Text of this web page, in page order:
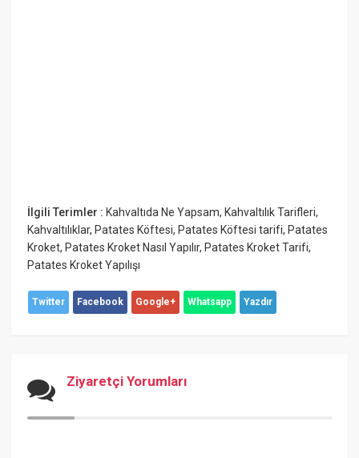
İlgili Terimler : Kahvaltıda Ne Yapsam, Kahvaltılık Tarifleri,
Kahvaltılıklar, Patates Köftesi, Patates Köftesi tarifi, Patates
Kroket, Patates Kroket Nasıl Yapılır, Patates Kroket Tarifi,
Patates Kroket Yapılışı
Twitter Facebook Google+ Whatsapp Yazdır
Ziyaretçi Yorumları